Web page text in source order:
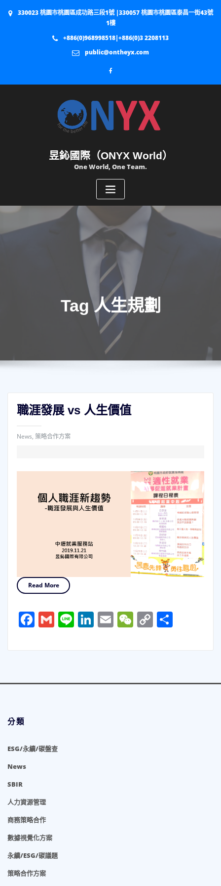
330023 桃園市桃園區成功路三段1號 |330057 桃園市桃園區泰昌一街43號
1樓
+886(0)968998518|+886(0)3 2208113
public@ontheyx.com
昱鈊國際（ONYX World）
One World, One Team.
Tag 人生規劃
職涯發展 vs 人生價值
News, 策略合作方案
Read More
Facebook
Gmail
LineLinkedIn
Email
WeChat
Copy
分
分類
ESG/永續/碳盤查
News
SBIR
人力資源管理
商務策略合作
數據視覺化方案
永續/ESG/碳議題
策略合作方案